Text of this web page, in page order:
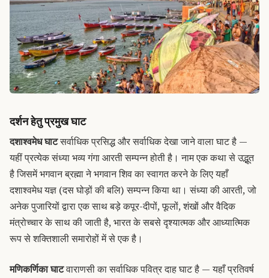
दर्शन हेतु प्रमुख घाट
दशाश्वमेध घाटसर्वाधिक प्रसिद्ध और सर्वाधिक देखा जाने वाला घाट है —
यहीं प्रत्येक संध्या भव्य गंगा आरती सम्पन्न होती है। नाम एक कथा से उद्भूत
है जिसमें भगवान ब्रह्मा ने भगवान शिव का स्वागत करने के लिए यहाँ
दशाश्वमेध यज्ञ (दस घोड़ों की बलि) सम्पन्न किया था। संध्या की आरती, जो
अनेक पुजारियों द्वारा एक साथ बड़े कपूर-दीपों, फूलों, शंखों और वैदिक
मंत्रोच्चार के साथ की जाती है, भारत के सबसे दृश्यात्मक और आध्यात्मिक
रूप से शक्तिशाली समारोहों में से एक है।
मणिकर्णिका घाटवाराणसी का सर्वाधिक पवित्र दाह घाट है — यहाँ प्रतिवर्ष